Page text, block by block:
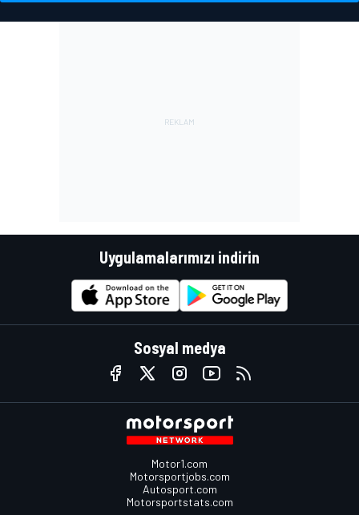
Uygulamalarımızı indirin
Sosyal medya
Motor1.com
Motorsportjobs.com
Autosport.com
Motorsportstats.com